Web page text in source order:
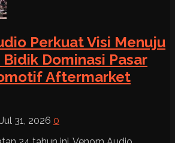
Perkuat Visi Menuju
Bidik Dominasi Pasar
Aftermarket
Jul 31, 2026 0